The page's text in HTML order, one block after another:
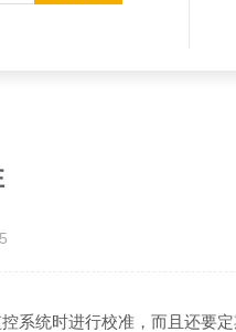
系统时进行校准，而且还要